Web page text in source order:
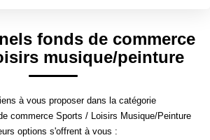
Estimation En Ligne
ESTIMER
Avis De Valeur
Surface min
fonds de commerce
musique/peinture
à vous proposer dans la catégorie
commerce Sports / Loisirs Musique/Peinture
options s'offrent à vous :